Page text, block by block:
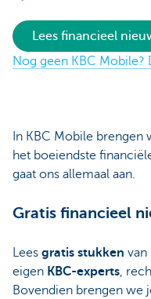
Lees financieel
Nog geen KBC
In KBC Mobile brengen
het boeiendste
gaat ons allemaal aan.
Gratis financieel
Lees gratis stukken van
eigen KBC-experts,
Bovendien brengen we